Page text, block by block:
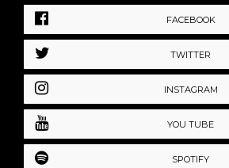
FACEBOOK
TWITTER
INSTAGRAM
YOU TUBE
SPOTIFY